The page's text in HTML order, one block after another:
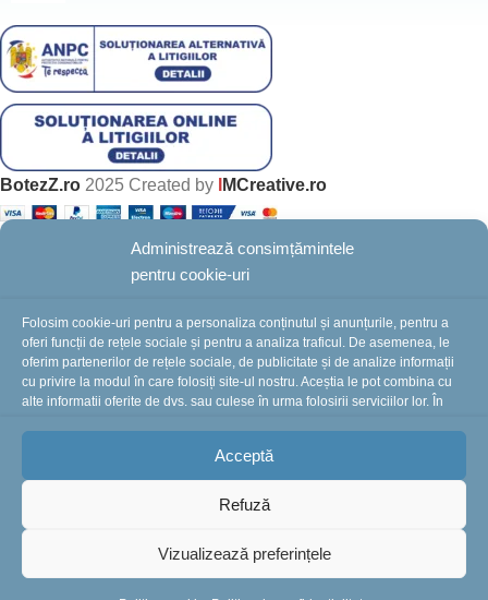
Administrează consimțămintele
pentru cookie-uri
Folosim cookie-uri pentru a personaliza conținutul și anunțurile, pentru a
oferi funcții de rețele sociale și pentru a analiza traficul. De asemenea, le
oferim partenerilor de rețele sociale, de publicitate și de analize informații
cu privire la modul în care folosiți site-ul nostru. Aceștia le pot combina cu
alte informații oferite de dvs. sau culese în urma folosirii serviciilor lor. În
Acceptă
Refuză
Vizualizează preferințele
BotezZ.ro 2025 Created by MCreative.ro
În perioada 10-16 august suntem în concediu.
procesate și expediate începând cu 18 august. Vă
mulțumim pentru înțelegere și vă așteptăm cu drag!
lei